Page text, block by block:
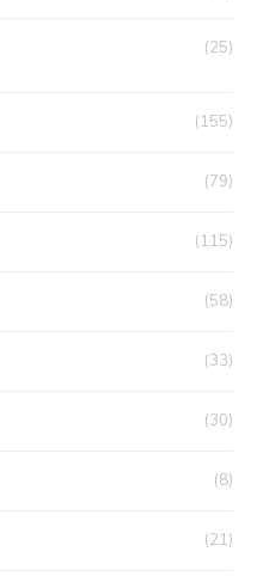
(25)
(155)
(79)
(115)
(58)
(33)
(30)
(8)
(21)